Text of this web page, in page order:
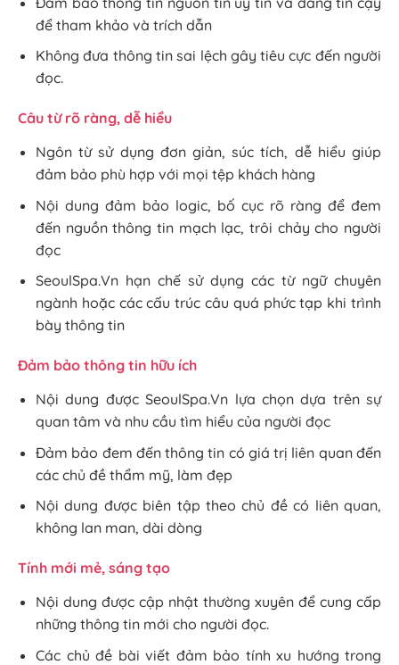
để tham khảo và trích dẫn
Không đưa thông tin sai lệch gây tiêu cực đến người
đọc.
Câu từ rõ ràng, dễ hiểu
Ngôn từ sử dụng đơn giản, súc tích, dễ hiểu giúp
đảm bảo phù hợp với mọi tệp khách hàng
Nội dung đảm bảo logic, bố cục rõ ràng để đem
đến nguồn thông tin mạch lạc, trôi chảy cho người
đọc
SeoulSpa.Vn hạn chế sử dụng các từ ngữ chuyên
ngành hoặc các cấu trúc câu quá phức tạp khi trình
bày thông tin
Đảm bảo thông tin hữu ích
Nội dung được SeoulSpa.Vn lựa chọn dựa trên sự
quan tâm và nhu cầu tìm hiểu của người đọc
Đảm bảo đem đến thông tin có giá trị liên quan đến
các chủ đề thẩm mỹ, làm đẹp
Nội dung được biên tập theo chủ đề có liên quan,
không lan man, dài dòng
Tính mới mẻ, sáng tạo
Nội dung được cập nhật thường xuyên để cung cấp
những thông tin mới cho người đọc.
Các chủ đề bài viết đảm bảo tính xu hướng trong